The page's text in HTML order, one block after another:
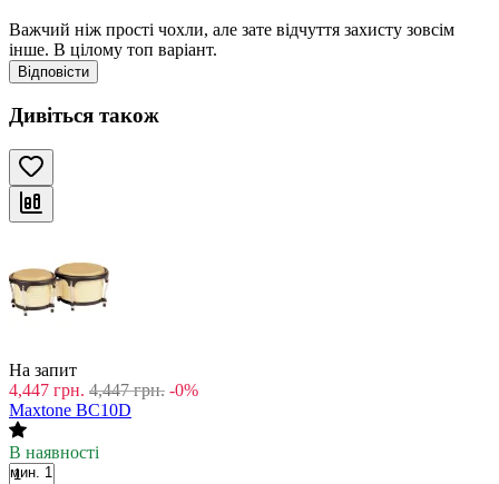
Важчий ніж прості чохли, але зате відчуття захисту зовсім
інше. В цілому топ варіант.
Відповісти
Дивіться також
На запит
4,447 грн. 4,447 грн. -0%
Maxtone BC10D
В наявності
мин. 1